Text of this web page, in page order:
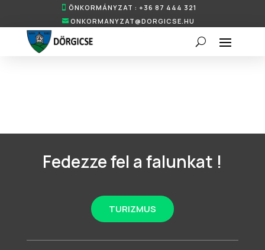
ÖNKORMÁNYZAT : +36 87 444 321
ONKORMANYZAT@DORGICSE.HU
Fedezze fel a falunkat !
TURIZMUS